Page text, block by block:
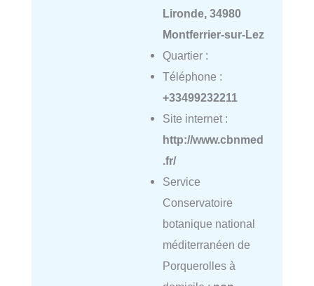
Lironde, 34980
Montferrier-sur-Lez
Quartier :
Téléphone :
+33499232211
Site internet :
http://www.cbnmed
.fr/
Service
Conservatoire
botanique national
méditerranéen de
Porquerolles à